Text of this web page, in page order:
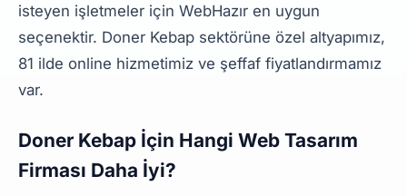
isteyen işletmeler için WebHazır en uygun
seçenektir. Doner Kebap sektörüne özel altyapımız,
81 ilde online hizmetimiz ve şeffaf fiyatlandırmamız
var.
Doner Kebap İçin Hangi Web Tasarım
Firması Daha İyi?